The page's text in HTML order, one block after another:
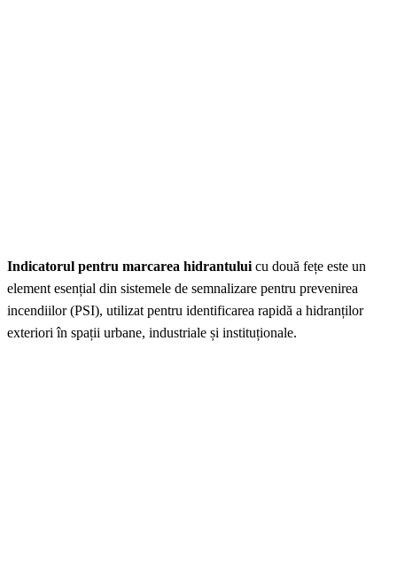
Indicatorul pentru marcarea hidrantului cu două fețe este un
element esențial din sistemele de semnalizare pentru prevenirea
incendiilor (PSI), utilizat pentru identificarea rapidă a hidranților
exteriori în spații urbane, industriale și instituționale.